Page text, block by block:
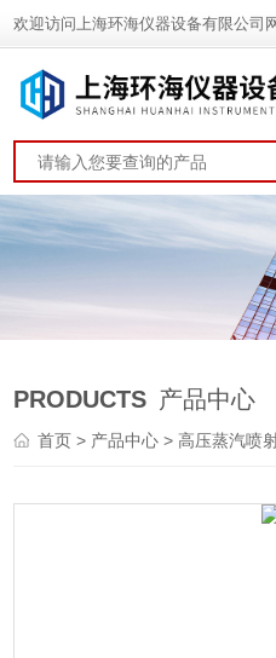
欢迎访问上海环海仪器设备有限公司
PRODUCTS 产品中心
首页> 产品中心 >高压蒸汽喷